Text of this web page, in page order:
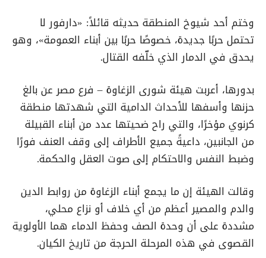
وختم أحد شيوخ المنطقة حديثه قائلاً: «دارفور لا
تحتمل حربًا جديدة، خصوصًا حربًا بين أبناء العمومة»، وهو
يحدق في الدمار الذي خلّفه القتال.
بدورها، أعربت هيئة شورى الزغاوة – فرع مصر عن بالغ
حزنها وأسفها للأحداث الدامية التي شهدتها منطقة
كرنوي مؤخرًا، والتي راح ضحيتها عدد من أبناء القبيلة
من الجانبين، داعيةً جميع الأطراف إلى وقف العنف فورًا
وضبط النفس والاحتكام إلى صوت العقل والحكمة.
وقالت الهيئة إن ما يجمع أبناء الزغاوة من روابط الدين
والدم والمصير أعظم من أي خلاف أو نزاع محلي،
مشددة على أن وحدة الصف وحفظ الدماء هما الأولوية
القصوى في هذه المرحلة الحرجة من تاريخ الكيان.